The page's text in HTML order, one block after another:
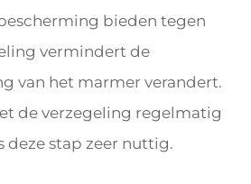
bieden tegen
vermindert de
van het marmer verandert.
de verzegeling regelmatig
deze stap zeer nuttig.